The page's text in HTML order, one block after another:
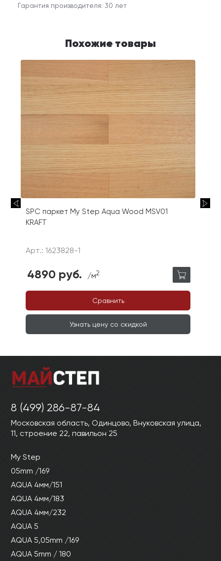
Гарантия производителя: 30 лет
Похожие товары
SPC паркет My Step Aqua Wood MSV01
KRAFT
Арт.: 1623828-1
4890 руб. /м2
Сравнить
Узнать цену со скидкой
8 (499) 286-87-84
Московская область, Одинцово, Внуковская улица,
11, строение 22, павильон 25
My Step
05mm /169
AQUA 4мм/151
AQUA 4мм/183
AQUA 4мм/232
AQUA 5
AQUA 5,05mm /169
AQUA 5mm / 180